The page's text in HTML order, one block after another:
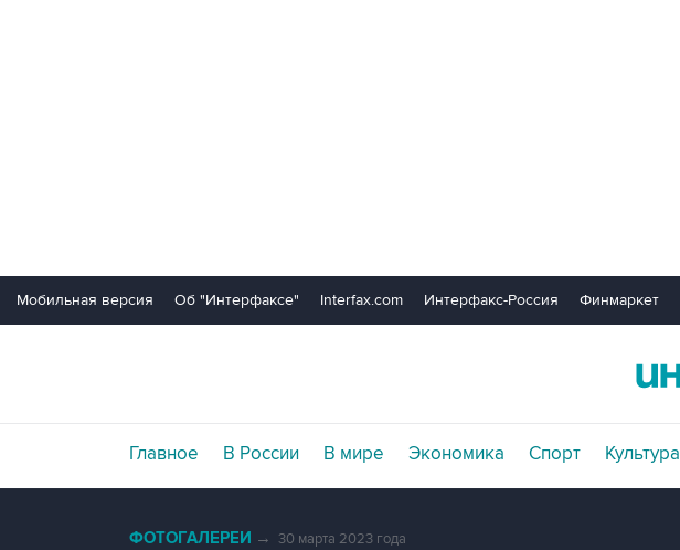
Мобильная версия Об "Интерфаксе" Interfax.com Интерфакс-Россия Финмаркет
Главное В России В мире Экономика Спорт Культура
ФОТОГАЛЕРЕИ → 30 марта 2023 года